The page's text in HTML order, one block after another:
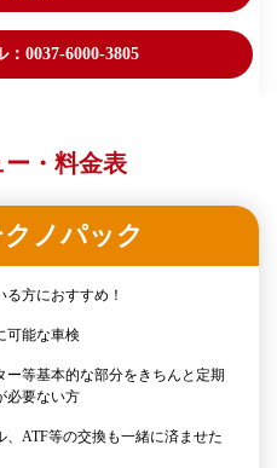
0037-6000-3805
・料金表
ノパック
方におすすめ！
可能な車検
等基本的な部分をきちんと定期
必要ない方
ATF等の交換も一緒に済ませた